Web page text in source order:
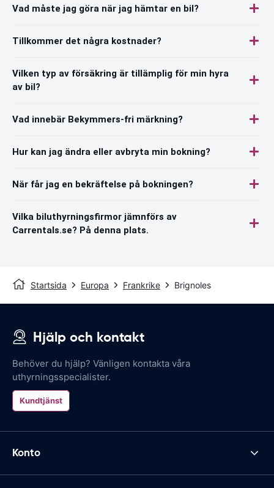
Vad måste jag göra när jag hämtar en bil?
Tillkommer det några kostnader?
Vilken typ av försäkring är tillämplig för min hyra
av bil?
Vad innebär Bekymmers-fri märkning?
Hur kan jag ändra eller avbryta min bokning?
När får jag en bekräftelse på bokningen?
Vilka biluthyrningsfirmor jämnförs av
Carrentals.se? På denna plats.
Startsida Europa Frankrike Brignoles
Hjälp och kontakt
Behöver du hjälp? Vänligen kontakta våra
uthyrningsspecialister.
Kundtjänst
Konto